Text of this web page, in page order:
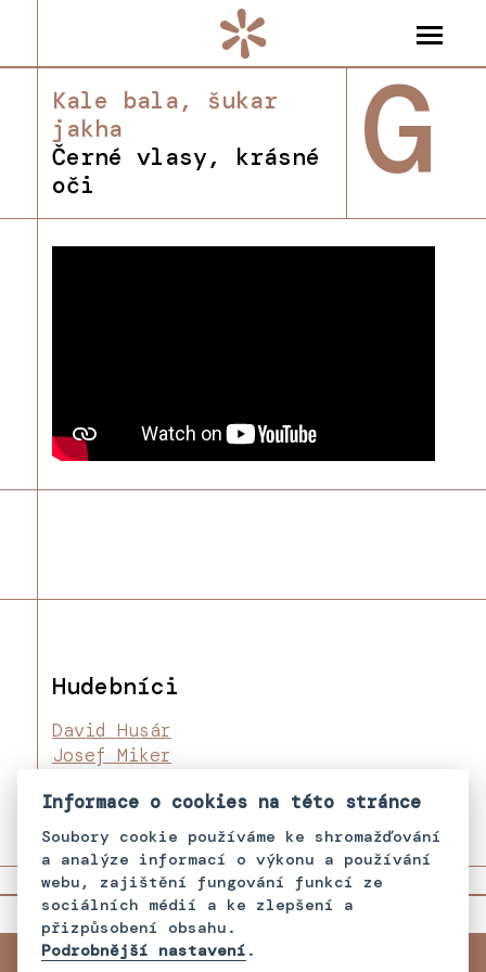
Kale bala, šukar
jakha
Černé vlasy, krásné
oči
G
Hudebníci
David Husár
Josef Miker
Informace o cookies na této stránce
Soubory cookie používáme ke shromažďování
a analýze informací o výkonu a používání
webu, zajištění fungování funkcí ze
sociálních médií a ke zlepšení a
přizpůsobení obsahu.
Podrobnější nastavení .